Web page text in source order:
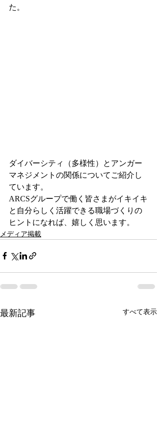
た。
ダイバーシティ（多様性）とアンガー
マネジメントの関係についてご紹介し
ています。
ARCSグループで働く皆さまがイキイキ
と自分らしく活躍できる職場づくりの
ヒントになれば、嬉しく思います。
メディア掲載
最新記事 すべて表示